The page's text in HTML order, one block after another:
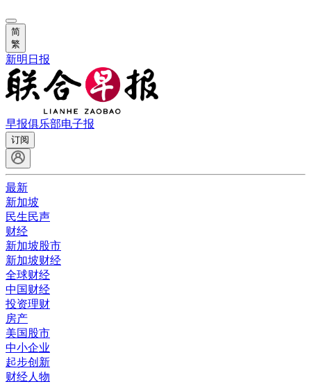
简
繁
新明日报
早报俱乐部电子报
订阅
最新
新加坡
民生民声
财经
新加坡股市
新加坡财经
全球财经
中国财经
投资理财
房产
美国股市
中小企业
起步创新
财经人物